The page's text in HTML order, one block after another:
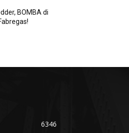
BOMBA di
6346